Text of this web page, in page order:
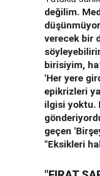
değilim.
verecek bir
birisiyim,
'Her yere
epikrizleri
ilgisi yoktu.
geçen
"Eksikleri